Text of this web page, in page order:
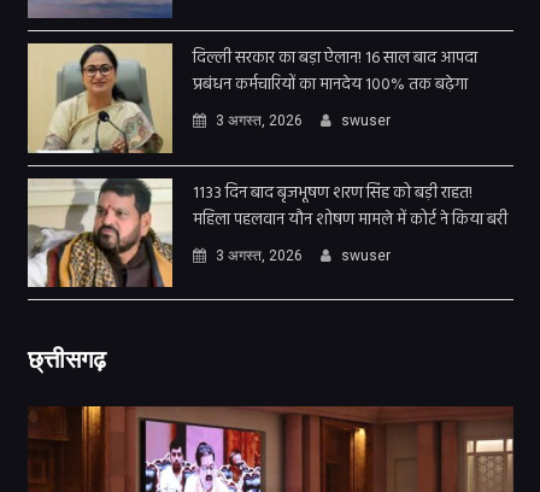
दिल्ली सरकार का बड़ा ऐलान! 16 साल बाद आपदा
प्रबंधन कर्मचारियों का मानदेय 100% तक बढ़ेगा
3 अगस्त, 2026 swuser
1133 दिन बाद बृजभूषण शरण सिंह को बड़ी राहत!
महिला पहलवान यौन शोषण मामले में कोर्ट ने किया बरी
3 अगस्त, 2026 swuser
छ्त्तीसगढ़